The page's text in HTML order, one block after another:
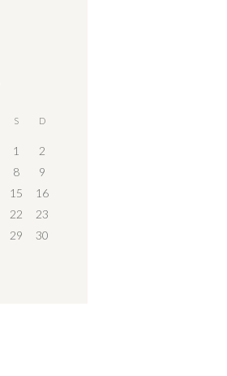
S D
1
2
8
9
15
16
22
23
29
30